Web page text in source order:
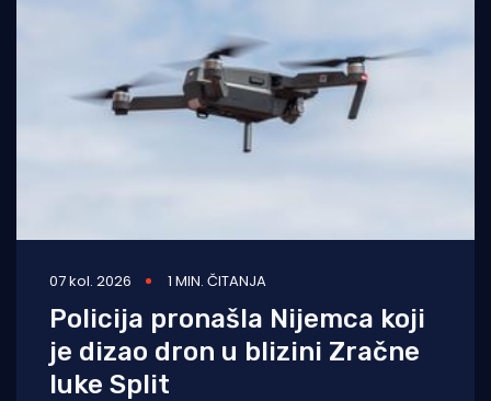
07 kol. 2026 1 MIN. ČITANJA
Policija pronašla Nijemca koji
je dizao dron u blizini Zračne
luke Split